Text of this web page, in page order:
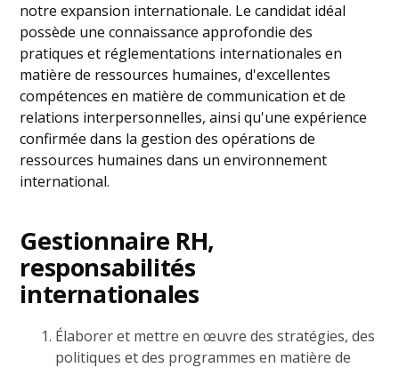
notre expansion internationale. Le candidat idéal
possède une connaissance approfondie des
pratiques et réglementations internationales en
matière de ressources humaines, d'excellentes
compétences en matière de communication et de
relations interpersonnelles, ainsi qu'une expérience
confirmée dans la gestion des opérations de
ressources humaines dans un environnement
international.
Gestionnaire RH,
responsabilités
internationales
Élaborer et mettre en œuvre des stratégies, des
politiques et des programmes en matière de